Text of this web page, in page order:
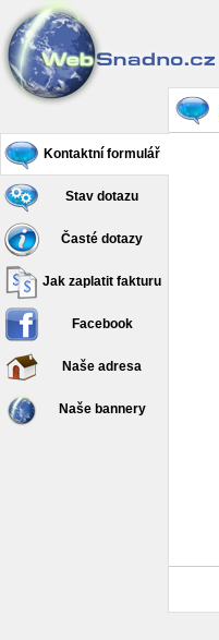
Kontaktní formulář
Stav dotazu
Časté dotazy
Jak zaplatit fakturu
Facebook
Naše adresa
Naše bannery